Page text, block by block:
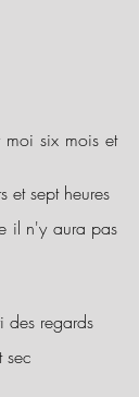
six mois et
il n'y aura pas
sec
et sept heures
regards